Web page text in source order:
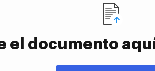
el documento